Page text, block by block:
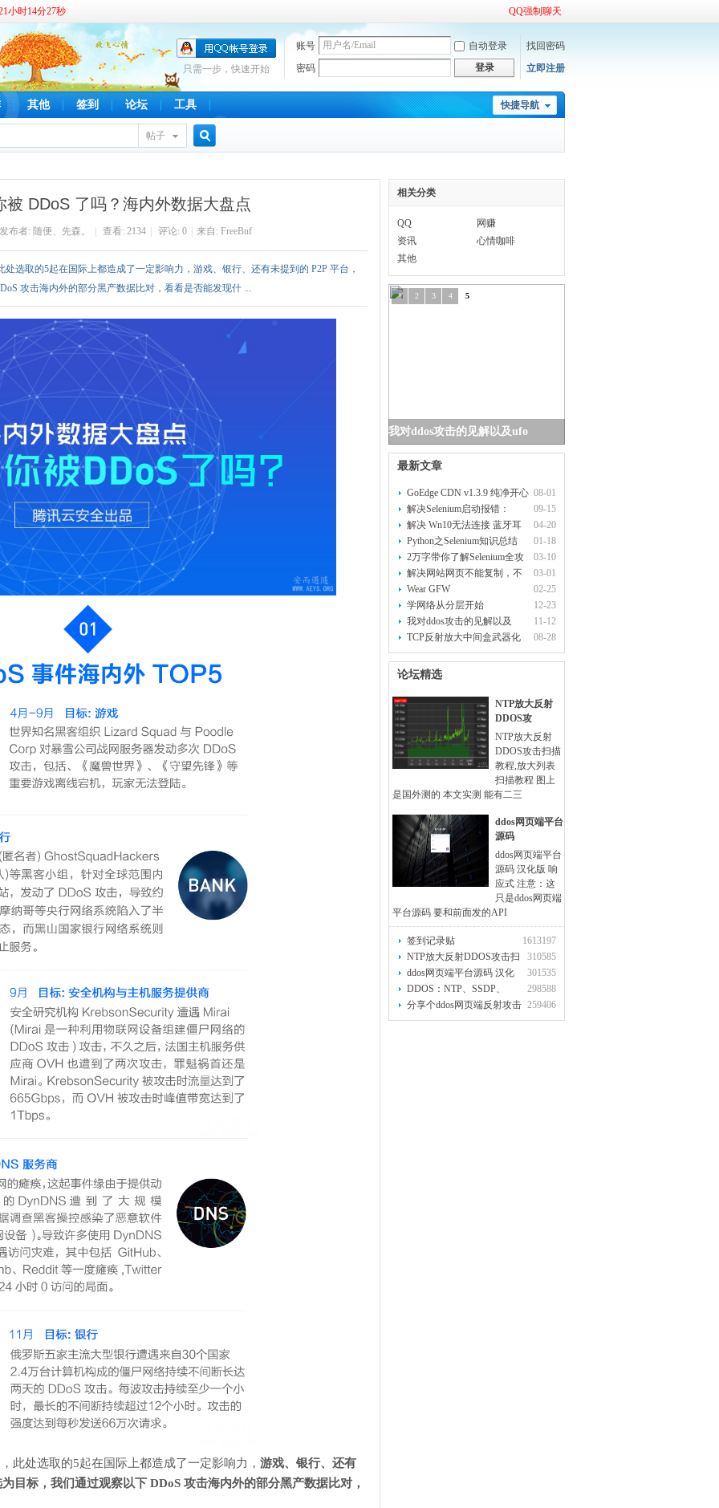
小时14分28秒 QQ强制聊天
账号 自动登录
找回密码
密码
登录 立即注册
只需一步，快速开始
快捷导航
其他 签到 论坛 工具
帖子
索
被 DDoS 了吗？海内外数据大盘点
布者: 随便、先森。 查看: 2134 评论: 0 来自: FreeBuf
选取的5起在国际上都造成了一定影响力，游戏、银行、还有未提到的 P2P 平台，
攻击海内外的部分黑产数据比对，看看是否能发现什 ...
此处选取的5起在国际上都造成了一定影响力， 游戏、银行、还有
目标，我们通过观察以下 DDoS 攻击海内外的部分黑产数据比对，
相关分类
QQ
网赚
资讯
心情咖啡
其他
我对ddos攻击的见解以及ufo
1 2 3 4 5
最新文章
08-01
GoEdge CDN v1.3.9 纯净开心
版部
09-15
解决Selenium启动报错：
WebDrive
04-20
解决 Wn10无法连接 蓝牙耳
机
01-18
Python之Selenium知识总结
03-10
2万字带你了解Selenium全攻
略
03-01
解决网站网页不能复制，不
能右键
02-25
Wear GFW
12-23
学网络从分层开始
11-12
我对ddos攻击的见解以及
ufonet和
08-28
TCP反射放大中间盒武器化
论坛精选
NTP放大反射
DDOS攻
NTP放大反射
DDOS攻击扫描
教程,放大列表
扫描教程 图上
是国外测的 本文实测 能有二三
ddos网页端平台
源码
ddos网页端平台
源码 汉化版 响
应式 注意：这
只是ddos网页端
平台源码 要和前面发的API
1613197
签到记录贴
310585
NTP放大反射DDOS攻击扫
描教程,放
301535
ddos网页端平台源码 汉化
版 响应
298588
DDOS：NTP、SSDP、
DNS、SNMP、RI
259406
分享个ddos网页端反射攻击
的API